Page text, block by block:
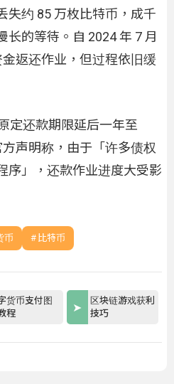
失约 85 万枚比特币，成千
长的等待。自 2024 年 7 月
返还作业，但过程依旧缓
定还款期限延后一年至
声明称，由于「许多债权
序」，还款作业进度大受影
币 比特币
货币支付图
程
区块链游戏获利
技巧